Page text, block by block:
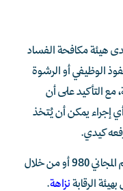
هيئة مكافحة الفساد
الوظيفي أو الرشوة
مع التأكيد على أن
إجراء يمكن أن يُتخذ
كيدي.
يتم رفع البلاغ عن طريق الاتصال على الرقم المجاني 980 أو من خلال
الرقابةنزاهة.